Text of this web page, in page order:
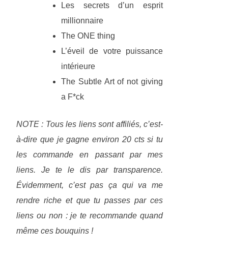
Les secrets d’un esprit
millionnaire
The ONE thing
L’éveil de votre puissance
intérieure
The Subtle Art of not giving
a F*ck
NOTE : Tous les liens sont affiliés, c’est-
à-dire que je gagne environ 20 cts si tu
les commande en passant par mes
liens. Je te le dis par transparence.
Évidemment, c’est pas ça qui va me
rendre riche et que tu passes par ces
liens ou non : je te recommande quand
même ces bouquins !